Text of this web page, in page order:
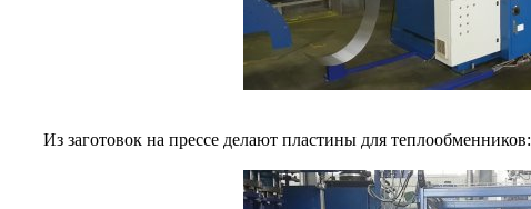
Из заготовок на прессе делают пластины для теплообменников: